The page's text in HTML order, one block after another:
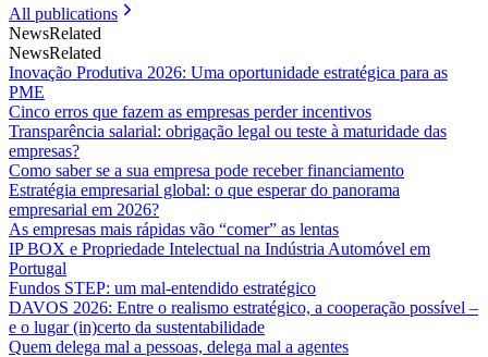
All publications
NewsRelated
NewsRelated
Inovação Produtiva 2026: Uma oportunidade estratégica para as
PME
Cinco erros que fazem as empresas perder incentivos
Transparência salarial: obrigação legal ou teste à maturidade das
empresas?
Como saber se a sua empresa pode receber financiamento
Estratégia empresarial global: o que esperar do panorama
empresarial em 2026?
As empresas mais rápidas vão “comer” as lentas
IP BOX e Propriedade Intelectual na Indústria Automóvel em
Portugal
Fundos STEP: um mal-entendido estratégico
DAVOS 2026: Entre o realismo estratégico, a cooperação possível –
e o lugar (in)certo da sustentabilidade
Quem delega mal a pessoas, delega mal a agentes